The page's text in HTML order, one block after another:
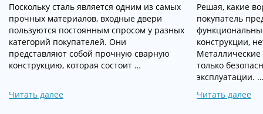
Поскольку сталь является одним из самых
прочных материалов, входные двери
пользуются постоянным спросом у разных
категорий покупателей. Они
представляют собой прочную сварную
конструкцию, которая состоит …
Читать далее
Решая, какие
покупатель
конструкции,
только
эксплуатации. …
Читать далее